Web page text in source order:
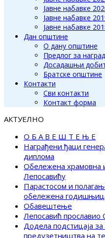
Јавне набавке
Јавне набавке
Јавне набавке
Дан општине
О дану општине
Предлог за
Досадашњи
Братске општине
Контакти
Сви контакти
Контакт форма
АКТУЕЛНО
О Б А В Е Ш Т Е Њ Е
Награђени ђаци
диплома
Обележена храмовна
Лепосавићу
Парастосом и
обележена
Обавештење
Лепосавић прославио
Додела подстицаја
предузетништва на